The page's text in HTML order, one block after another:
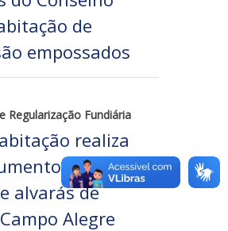
de
empossados
Regularização Fundiária
realiza
de
alvarás de
Alegre